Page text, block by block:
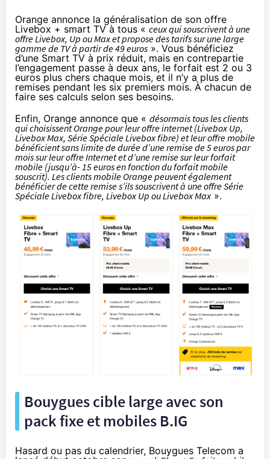
Orange annonce la généralisation de son offre
Livebox + smart TVà tous « ceux qui souscrivent à une
offre Livebox, Up ou Max et propose des tarifs sur une large
gamme de TV à partir de 49 euros ». Vous bénéficiez
d’une Smart TV à prix réduit, mais en contrepartie
l’engagement passe à deux ans, le forfait est 2 ou 3
euros plus chers chaque mois, et il n’y a plus de
remises pendant les six premiers mois. À chacun de
faire ses calculs selon ses besoins.
Enfin, Orange annonce que « désormais tous les clients
qui choisissent Orange pour leur offre internet (Livebox Up,
Livebox Max, Série Spéciale Livebox fibre) et leur offre mobile
bénéficient sans limite de durée d’une remise de 5 euros par
mois sur leur offre Internet et d’une remise sur leur forfait
mobile (jusqu’à- 15 euros en fonction du forfait mobile
souscrit). Les clients mobile Orange peuvent également
bénéficier de cette remise s’ils souscrivent à une offre Série
Spéciale Livebox fibre, Livebox Up ou Livebox Max».
Bouygues cible large avec son
pack fixe et mobiles B.IG
Hasard ou pas du calendrier, Bouygues Telecom a